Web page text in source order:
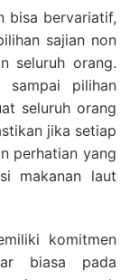
bisa bervariatif,
sajian non
seluruh orang.
pilihan
seluruh orang
jika setiap
perhatian yang
makanan laut
komitmen
biasa pada